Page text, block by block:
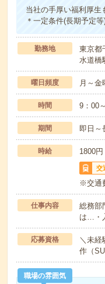
当社の手厚い福利厚生
＊一定条件(長期予定
勤務地
東京都
水道橋
曜日頻度 月～金
時間 9：00
期間 即日～
時給 1800
交
※交通
仕事内容
総務部
は…・
応募資格
＼未経
作（
職場の雰囲気